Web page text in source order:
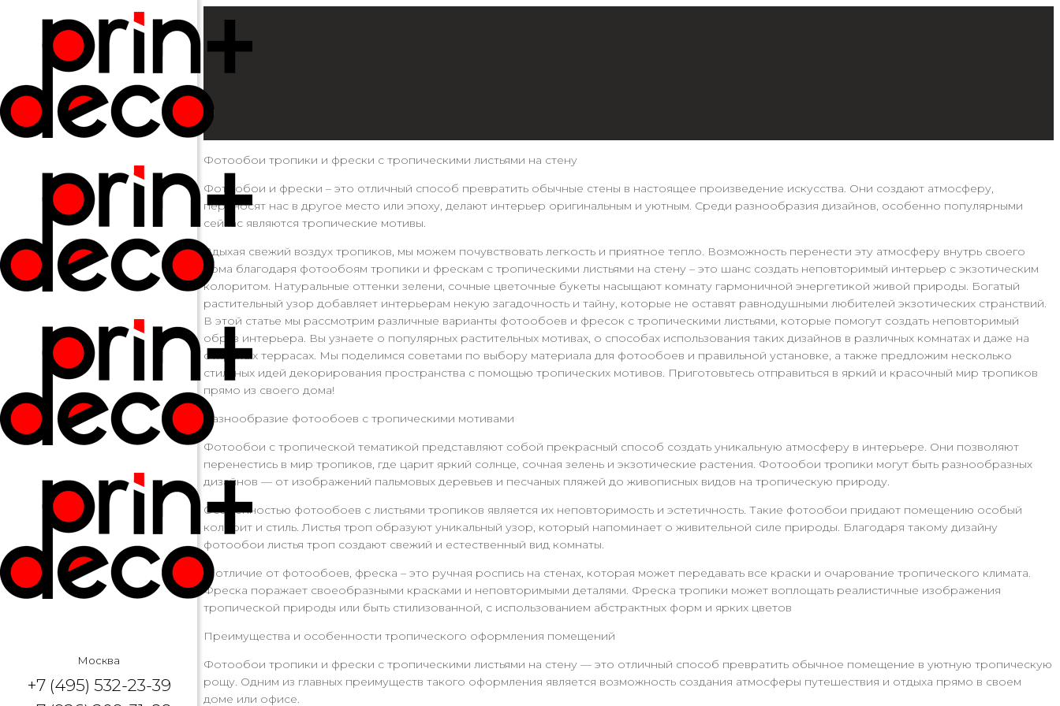
Москва
+7 (495) 532-23-39
Фотообои тропики и фрески с тропическими листьями на стену
Фотообои и фрески – это отличный способ превратить обычные стены в настоящее произведение искусства. Они создают атмосферу,
переносят нас в другое место или эпоху, делают интерьер оригинальным и уютным. Среди разнообразия дизайнов, особенно популярными
сейчас являются тропические мотивы.
Вдыхая свежий воздух тропиков, мы можем почувствовать легкость и приятное тепло. Возможность перенести эту атмосферу внутрь своего
дома благодаря фотообоям тропики и фрескам с тропическими листьями на стену – это шанс создать неповторимый интерьер с экзотическим
колоритом. Натуральные оттенки зелени, сочные цветочные букеты насыщают комнату гармоничной энергетикой живой природы. Богатый
растительный узор добавляет интерьерам некую загадочность и тайну, которые не оставят равнодушными любителей экзотических странствий.
В этой статье мы рассмотрим различные варианты фотообоев и фресок с тропическими листьями, которые помогут создать неповторимый
образ интерьера. Вы узнаете о популярных растительных мотивах, о способах использования таких дизайнов в различных комнатах и даже на
открытых террасах. Мы поделимся советами по выбору материала для фотообоев и правильной установке, а также предложим несколько
стильных идей декорирования пространства с помощью тропических мотивов. Приготовьтесь отправиться в яркий и красочный мир тропиков
прямо из своего дома!
Разнообразие фотообоев с тропическими мотивами
Фотообои с тропической тематикой представляют собой прекрасный способ создать уникальную атмосферу в интерьере. Они позволяют
перенестись в мир тропиков, где царит яркий солнце, сочная зелень и экзотические растения. Фотообои тропики могут быть разнообразных
дизайнов — от изображений пальмовых деревьев и песчаных пляжей до живописных видов на тропическую природу.
Особенностью фотообоев с листьями тропиков является их неповторимость и эстетичность. Такие фотообои придают помещению особый
колорит и стиль. Листья троп образуют уникальный узор, который напоминает о живительной силе природы. Благодаря такому дизайну
фотообои листья троп создают свежий и естественный вид комнаты.
В отличие от фотообоев, фреска – это ручная роспись на стенах, которая может передавать все краски и очарование тропического климата.
Фреска поражает своеобразными красками и неповторимыми деталями. Фреска тропики может воплощать реалистичные изображения
тропической природы или быть стилизованной, с использованием абстрактных форм и ярких цветов
Преимущества и особенности тропического оформления помещений
Фотообои тропики и фрески с тропическими листьями на стену — это отличный способ превратить обычное помещение в уютную тропическую
рощу. Одним из главных преимуществ такого оформления является возможность создания атмосферы путешествия и отдыха прямо в своем
доме или офисе.